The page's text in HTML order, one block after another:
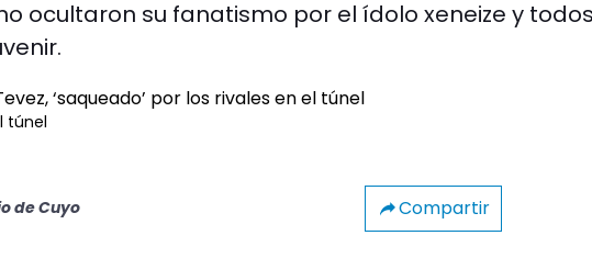
ocultaron su fanatismo por el ídolo xeneize y todos
túnel
de Cuyo Compartir